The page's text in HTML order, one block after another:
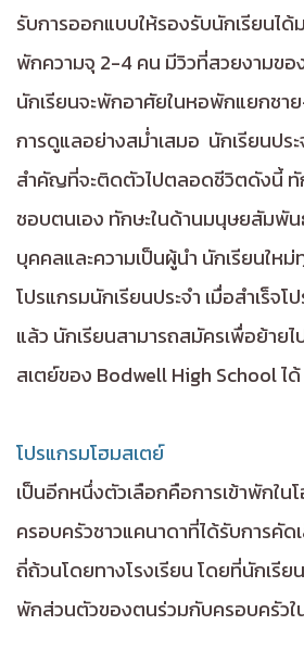
รับการออกแบบให้รองรับนักเรียนไ
พักความจุ 2-4 คน มีวิวที่สวยงามของ
นักเรียนจะพักอาศัยในหอพักแยกช
การดูแลอย่างสม่ำเสมอ นักเรียนประ
สำคัญที่จะติดตัวไปตลอดชีวิตดังนี้ ทั
ชอบตนเอง ทักษะในด้านมนุษยสัมพั
บุคคลและความเป็นผู้นำ นักเรียนให
โปรแกรมนักเรียนประจำ เมื่อสำเร็จโ
แล้ว นักเรียนสามารถสมัครเพื่อย้าย
สเตย์ของ Bodwell High School ได้
โปรแกรมโฮมสเตย์
เป็นอีกหนึ่งตัวเลือกคือการเข้าพักใน
ครอบครัวชาวแคนาดาที่ได้รับการคัด
ถี่ถ้วนโดยทางโรงเรียน โดยที่นักเรีย
พักส่วนตัวของตนร่วมกับครอบครัว